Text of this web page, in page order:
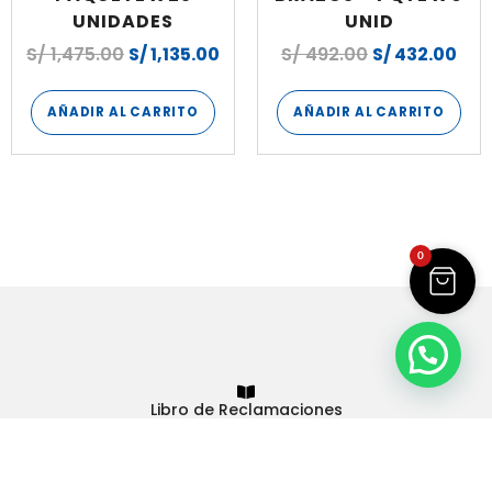
UNIDADES
S/1,475.00 S/1,135.00
AÑADIR AL CARRITO
UNID
S/492.00 S/432.00
AÑADIR AL CARRITO
Libro de Reclamaciones
0